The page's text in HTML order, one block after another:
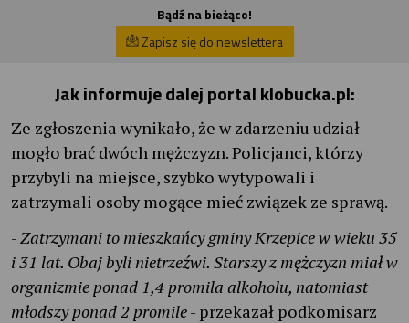
Bądź na bieżąco!
Zapisz się do newslettera
Jak informuje dalej portal klobucka.pl:
Ze zgłoszenia wynikało, że w zdarzeniu udział
mogło brać dwóch mężczyzn. Policjanci, którzy
przybyli na miejsce, szybko wytypowali i
zatrzymali osoby mogące mieć związek ze sprawą.
-Zatrzymani to mieszkańcy gminy Krzepice w wieku 35
i 31 lat. Obaj byli nietrzeźwi. Starszy z mężczyzn miał w
organizmie ponad 1,4 promila alkoholu, natomiast
młodszy ponad 2 promile- przekazał podkomisarz